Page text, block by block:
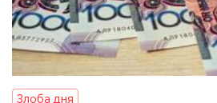
Злоба дня